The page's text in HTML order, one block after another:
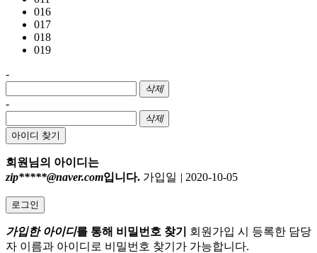
016
017
018
019
-
삭제
-
삭제
아이디 찾기
회원님의 아이디는
zip*****@naver.com입니다. 가입일 | 2020-10-05
로그인
가입한 아이디를 통해 비밀번호 찾기
회원가입 시 등록한 담당
자 이름과 아이디로 비밀번호 찾기가 가능합니다.